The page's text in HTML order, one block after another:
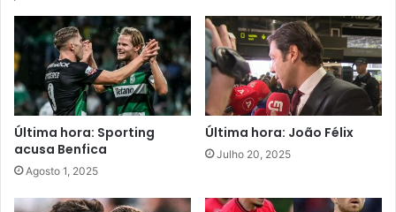
Última hora: Sporting
acusa Benfica
Agosto 1, 2025
Última hora: João Félix
Julho 20, 2025